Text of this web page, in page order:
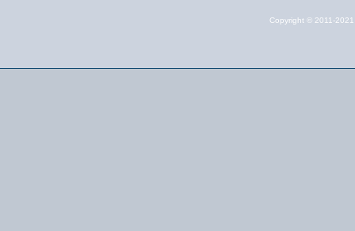
Copyright © 2011-